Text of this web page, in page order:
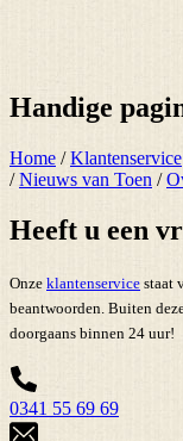
Handige
Home /Klantenservice
/Nieuws van Toen /
Heeft u een
Onze klantenservice staat
beantwoorden. Buiten
doorgaans binnen 24 uur!
0341 55 69 69